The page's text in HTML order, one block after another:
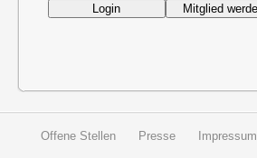
Offene Stellen Presse Impressum